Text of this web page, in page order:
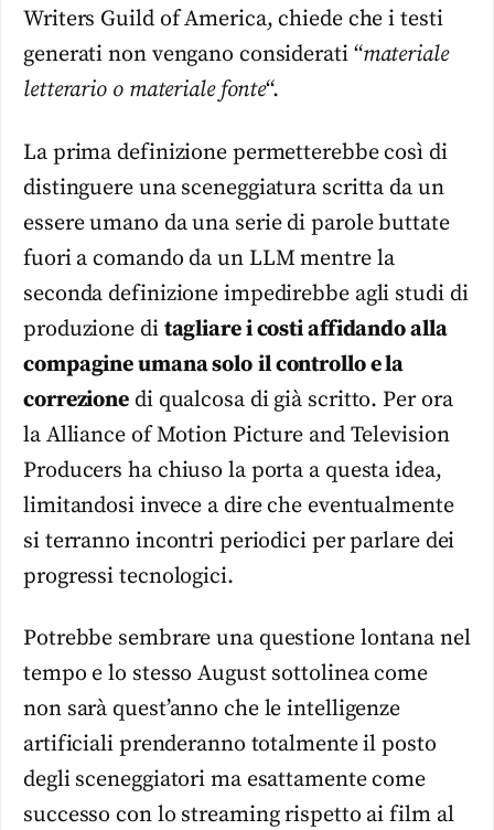
Writers Guild of America, chiede che i testi
generati non vengano considerati “materiale
letterario o materiale fonte“.
La prima definizione permetterebbe così di
distinguere una sceneggiatura scritta da un
essere umano da una serie di parole buttate
fuori a comando da un LLM mentre la
seconda definizione impedirebbe agli studi di
produzione di tagliare i costi affidando alla
compagine umana solo il controllo e la
correzione di qualcosa di già scritto. Per ora
la Alliance of Motion Picture and Television
Producers ha chiuso la porta a questa idea,
limitandosi invece a dire che eventualmente
si terranno incontri periodici per parlare dei
progressi tecnologici.
Potrebbe sembrare una questione lontana nel
tempo e lo stesso August sottolinea come
non sarà quest’anno che le intelligenze
artificiali prenderanno totalmente il posto
degli sceneggiatori ma esattamente come
successo con lo streaming rispetto ai film al